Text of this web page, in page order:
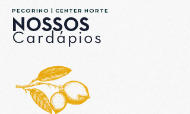
PECORINO | CENTER NORTE
NOSSOS
Cardápios